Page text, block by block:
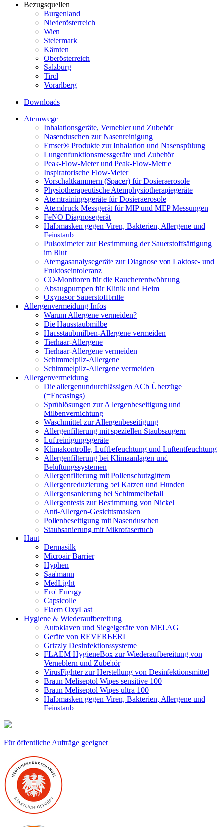
Bezugsquellen
Burgenland
Niederösterreich
Wien
Steiermark
Kärnten
Oberösterreich
Salzburg
Tirol
Vorarlberg
Downloads
Atemwege
Inhalationsgeräte, Vernebler und Zubehör
Nasenduschen zur Nasenreinigung
Emser® Produkte zur Inhalation und Nasenspülung
Lungenfunktionsmessgeräte und Zubehör
Peak-Flow-Meter und Peak-Flow-Metrie
Inspiratorische Flow-Meter
Vorschaltkammern (Spacer) für Dosieraerosole
Physiotherapeutische Atemphysiotherapiegeräte
Atemtrainingsgeräte für Dosieraerosole
Atemdruck Messgerät für MIP und MEP Messungen
FeNO Diagnosegerät
Halbmasken gegen Viren, Bakterien, Allergene und
Feinstaub
Pulsoximeter zur Bestimmung der Sauerstoffsättigung
im Blut
Atemgasanalysegeräte zur Diagnose von Laktose- und
Fruktoseintoleranz
CO-Monitoren für die Raucherentwöhnung
Absaugpumpen für Klinik und Heim
Oxynasor Sauerstoffbrille
Allergenvermeidung Infos
Warum Allergene vermeiden?
Die Hausstaubmilbe
Hausstaubmilben-Allergene vermeiden
Tierhaar-Allergene
Tierhaar-Allergene vermeiden
Schimmelpilz-Allergene
Schimmelpilz-Allergene vermeiden
Allergenvermeidung
Die allergenundurchlässigen ACb Überzüge
(=Encasings)
Sprühlösungen zur Allergenbeseitigung und
Milbenvernichtung
Waschmittel zur Allergenbeseitigung
Allergenfilterung mit speziellen Staubsaugern
Luftreinigungsgeräte
Klimakontrolle, Luftbefeuchtung und Luftentfeuchtung
Allergenfilterung bei Klimaanlagen und
Belüftungssystemen
Allergenfilterung mit Pollenschutzgittern
Allergenreduzierung bei Katzen und Hunden
Allergensanierung bei Schimmelbefall
Allergentests zur Bestimmung von Nickel
Anti-Allergen-Gesichtsmasken
Pollenbeseitigung mit Nasenduschen
Staubsanierung mit Mikrofasertuch
Haut
Dermasilk
Microair Barrier
Hyphen
Saalmann
MedLight
Erol Energy
Capsicolle
Flaem OxyLast
Hygiene & Wiederaufbereitung
Autoklaven und Siegelgeräte von MELAG
Geräte von REVERBERI
Grizzly Desinfektionssysteme
FLAEM HygieneBox zur Wiederaufbereitung von
Verneblern und Zubehör
VirusFighter zur Herstellung von Desinfektionsmittel
Braun Meliseptol Wipes sensitive 100
Braun Meliseptol Wipes ultra 100
Halbmasken gegen Viren, Bakterien, Allergene und
Feinstaub
Für öffentliche Aufträge geeignet